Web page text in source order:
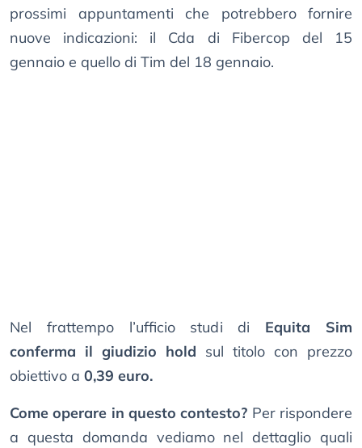
prossimi appuntamenti che potrebbero fornire
nuove indicazioni: il Cda di Fibercop del 15
gennaio e quello di Tim del 18 gennaio.
Nel frattempo l’ufficio studi di Equita Sim
conferma il giudizio hold sul titolo con prezzo
obiettivo a 0,39 euro.
Come operare in questo contesto? Per rispondere
a questa domanda vediamo nel dettaglio quali